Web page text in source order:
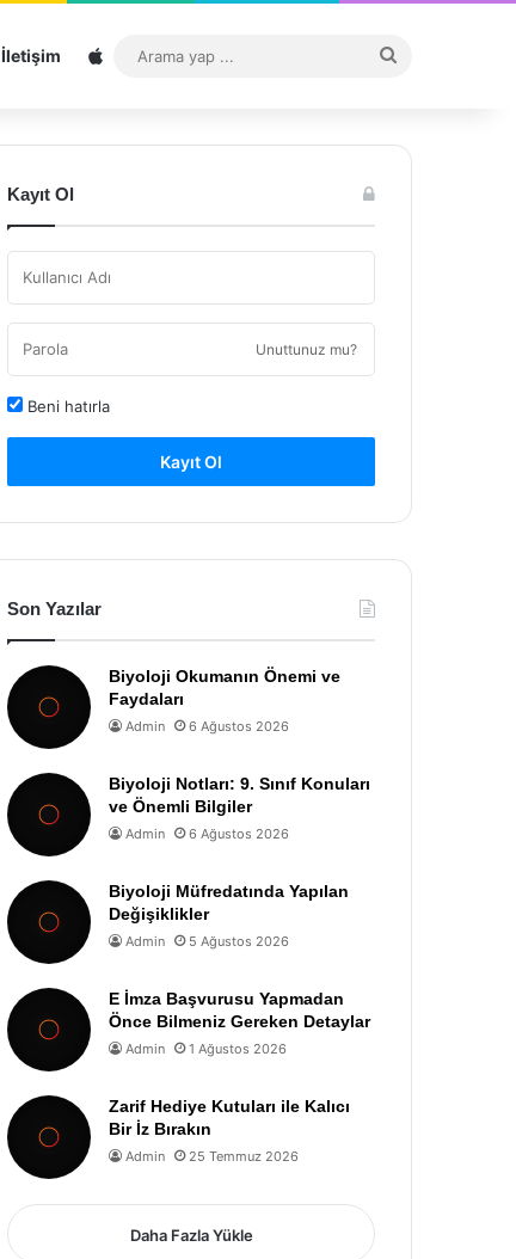
İletişim Sitemap
...
Kayıt Ol
Unuttunuz mu?
Beni hatırla
Kayıt Ol
Son Yazılar
Biyoloji Okumanın Önemi ve
Faydaları
Admin 6 Ağustos 2026
Biyoloji Notları: 9. Sınıf Konuları
ve Önemli Bilgiler
Admin 6 Ağustos 2026
Biyoloji Müfredatında Yapılan
Değişiklikler
Admin 5 Ağustos 2026
E İmza Başvurusu Yapmadan
Önce Bilmeniz Gereken Detaylar
Admin 1 Ağustos 2026
Zarif Hediye Kutuları ile Kalıcı
Bir İz Bırakın
Admin 25 Temmuz 2026
Daha Fazla Yükle